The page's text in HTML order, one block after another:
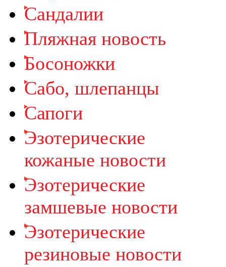
Cандалии
Пляжная новость
Босоножки
Cабо, шлепанцы
Сапоги
Эзотерические
кожаные новости
Эзотерические
замшевые новости
Эзотерические
резиновые новости